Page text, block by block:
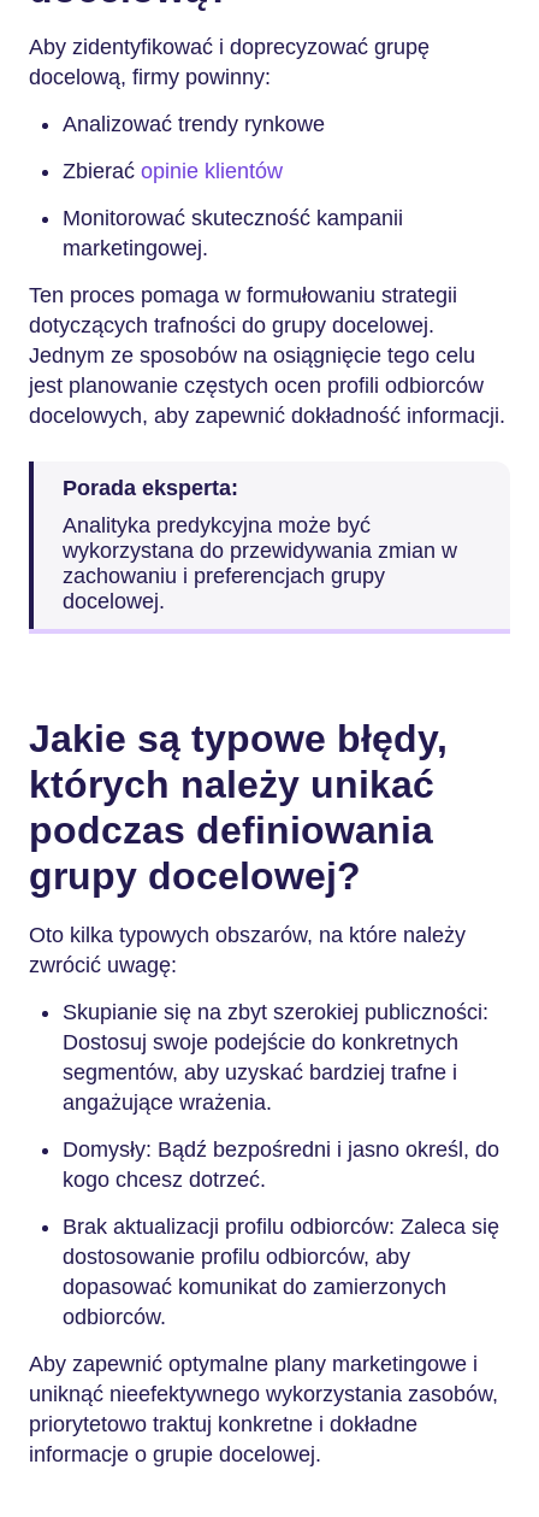
Aby zidentyfikować i doprecyzować grupę
docelową, firmy powinny:
Analizować trendy rynkowe
Zbierać opinie klientów
Monitorować skuteczność kampanii
marketingowej.
Ten proces pomaga w formułowaniu strategii
dotyczących trafności do grupy docelowej.
Jednym ze sposobów na osiągnięcie tego celu
jest planowanie częstych ocen profili odbiorców
docelowych, aby zapewnić dokładność informacji.
Porada eksperta:
Analityka predykcyjna może być
wykorzystana do przewidywania zmian w
zachowaniu i preferencjach grupy
docelowej.
Jakie są typowe błędy,
których należy unikać
podczas definiowania
grupy docelowej?
Oto kilka typowych obszarów, na które należy
zwrócić uwagę:
Skupianie się na zbyt szerokiej publiczności:
Dostosuj swoje podejście do konkretnych
segmentów, aby uzyskać bardziej trafne i
angażujące wrażenia.
Domysły: Bądź bezpośredni i jasno określ, do
kogo chcesz dotrzeć.
Brak aktualizacji profilu odbiorców: Zaleca się
dostosowanie profilu odbiorców, aby
dopasować komunikat do zamierzonych
odbiorców.
Aby zapewnić optymalne plany marketingowe i
uniknąć nieefektywnego wykorzystania zasobów,
priorytetowo traktuj konkretne i dokładne
informacje o grupie docelowej.